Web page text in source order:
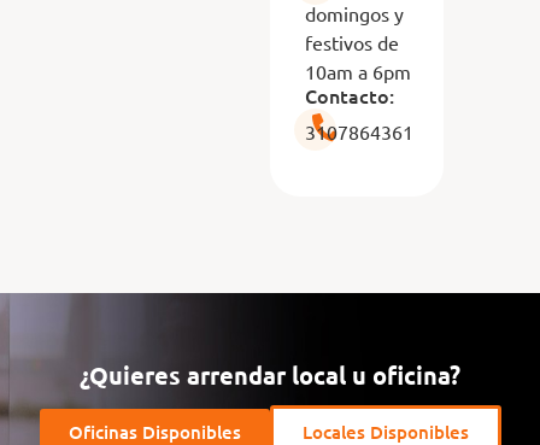
domingos y
festivos de
10am a 6pm
Contacto:
3107864361
¿Quieres arrendar local u oficina?
Oficinas Disponibles Locales Disponibles